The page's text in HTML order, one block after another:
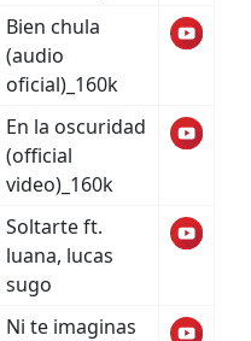
Bien chula
(audio
oficial)_160k
En la oscuridad
(official
video)_160k
Soltarte ft.
luana, lucas
sugo
Ni te imaginas